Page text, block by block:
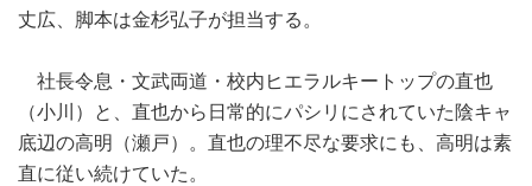
丈広、脚本は金杉弘子が担当する。
社長令息・文武両道・校内ヒエラルキートップの直也
（小川）と、直也から日常的にパシリにされていた陰キャ
底辺の高明（瀬戸）。直也の理不尽な要求にも、高明は素
直に従い続けていた。